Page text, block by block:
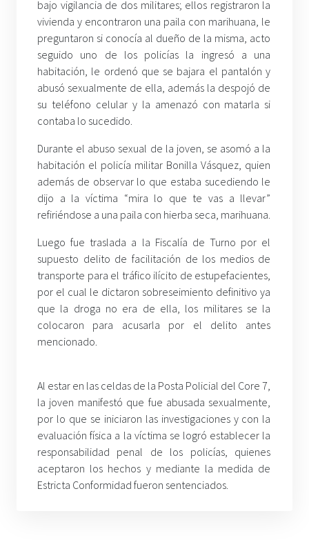
bajo vigilancia de dos militares; ellos registraron la
vivienda y encontraron una paila con marihuana, le
preguntaron si conocía al dueño de la misma, acto
seguido uno de los policías la ingresó a una
habitación, le ordenó que se bajara el pantalón y
abusó sexualmente de ella, además la despojó de
su teléfono celular y la amenazó con matarla si
contaba lo sucedido.
Durante el abuso sexual de la joven, se asomó a la
habitación el policía militar Bonilla Vásquez, quien
además de observar lo que estaba sucediendo le
dijo a la víctima “mira lo que te vas a llevar”
refiriéndose a una paila con hierba seca, marihuana.
Luego fue traslada a la Fiscalía de Turno por el
supuesto delito de facilitación de los medios de
transporte para el tráfico ilícito de estupefacientes,
por el cual le dictaron sobreseimiento definitivo ya
que la droga no era de ella, los militares se la
colocaron para acusarla por el delito antes
mencionado.
Al estar en las celdas de la Posta Policial del Core 7,
la joven manifestó que fue abusada sexualmente,
por lo que se iniciaron las investigaciones y con la
evaluación física a la víctima se logró establecer la
responsabilidad penal de los policías, quienes
aceptaron los hechos y mediante la medida de
Estricta Conformidad fueron sentenciados.